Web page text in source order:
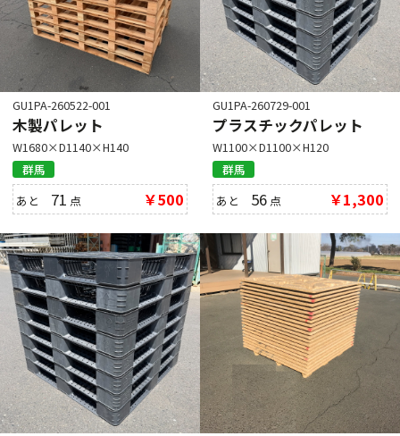
GU1PA-260522-001
木製パレット
W1680×D1140×H140
群馬
あと 71 点 ￥500
GU1PA-260729-001
プラスチックパレット
W1100×D1100×H120
群馬
あと 56 点 ￥1,300